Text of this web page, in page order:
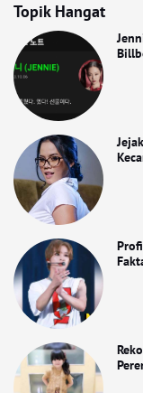
Topik Hangat